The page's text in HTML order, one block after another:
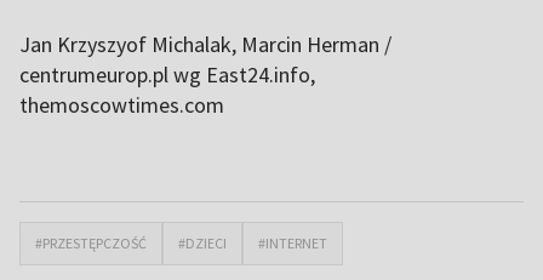
Jan Krzyszyof Michalak, Marcin Herman /
centrumeurop.pl wg East24.info,
themoscowtimes.com
#PRZESTĘPCZOŚĆ #DZIECI #INTERNET